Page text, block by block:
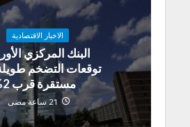
الاخبار الاقتصادية
البنك المركزي
توقعات التضخم
مستقرة قرب 2%
21 ساعة مضى